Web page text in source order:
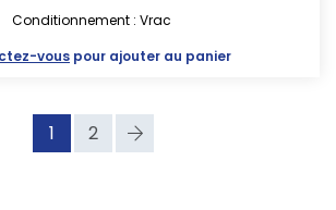
Conditionnement : Vrac
vous pour ajouter au panier
1 2